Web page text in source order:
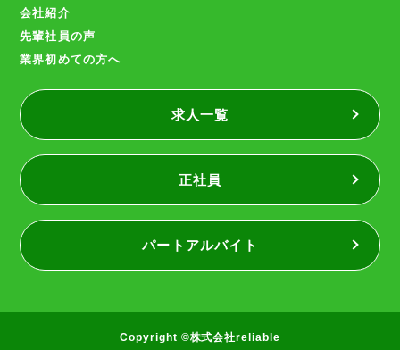
会社紹介
先輩社員の声
業界初めての方へ
求人一覧
正社員
パートアルバイト
Copyright ©株式会社reliable